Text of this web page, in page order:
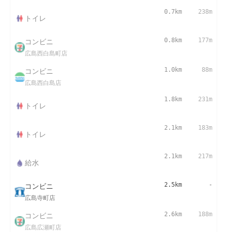
トイレ
0.7km 238m
コンビニ
広島西白島町店
0.8km 177m
コンビニ
広島西白島店
1.0km 88m
トイレ
1.8km 231m
トイレ
2.1km 183m
給水
2.1km 217m
コンビニ
広島寺町店
2.5km -
コンビニ
広島広瀬町店
2.6km 188m